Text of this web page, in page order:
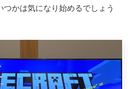
つかは気になり始めるでしょう